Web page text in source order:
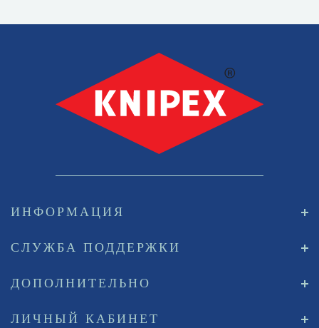
ИНФОРМАЦИЯ
СЛУЖБА ПОДДЕРЖКИ
ДОПОЛНИТЕЛЬНО
ЛИЧНЫЙ КАБИНЕТ